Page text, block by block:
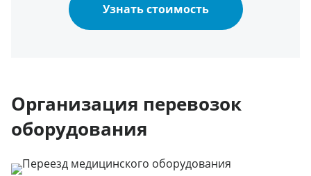
Узнать стоимость
Организация перевозок
оборудования